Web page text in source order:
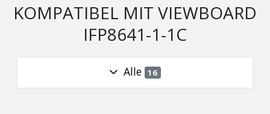
KOMPATIBEL MIT VIEWBOARD
IFP8641-1-1C
Alle 16